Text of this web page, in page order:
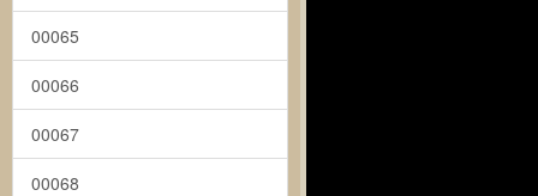
00065
00066
00067
00068